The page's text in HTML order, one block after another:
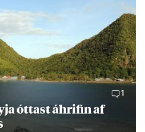
1
ótt­ast áhrif­in af